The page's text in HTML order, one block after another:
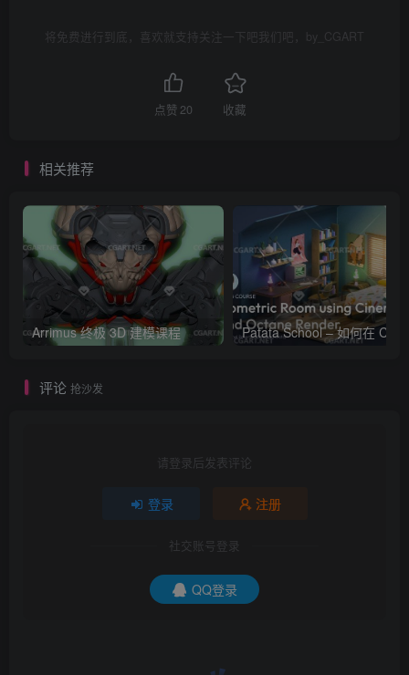
将免费进行到底，喜欢就支持关注一下吧我们吧，by_CGART
点赞20 收藏
相关推荐
Arrimus 终极 3D 建模课程
评论 抢沙发
请登录后发表评论
登录 注册
社交账号登录
QQ登录